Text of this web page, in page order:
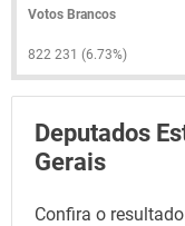
Votos Brancos
822 231 (6.73%)
Deputados
Gerais
Confira o